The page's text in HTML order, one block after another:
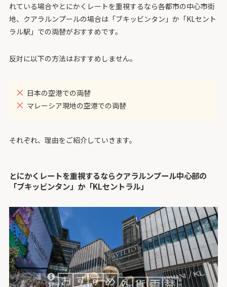
れている場合やとにかくレートを重視するなら各都市の中心市街
地、クアラルンプールの場合は「ブキッビンタン」か「KLセント
ラル駅」での両替がおすすめです。
反対に以下の方法はおすすめしません。
日本の空港での両替
マレーシア現地の空港での両替
それぞれ、理由をご紹介していきます。
とにかくレートを重視するならクアラルンプール中心部の
「ブキッビンタン」か「KLセントラル」